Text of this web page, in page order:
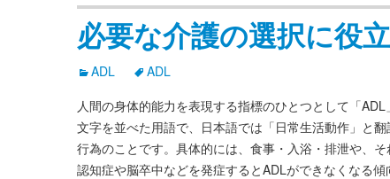
必要な介護の選択に役
ADL
ADL
人間の身体的能力を表現する指標のひとつとして「
文字を並べた用語で、日本語では「日常生活動作」と
行為のことです。具体的には、食事・入浴・排泄や、
認知症や脳卒中などを発症するとADLができなくなる